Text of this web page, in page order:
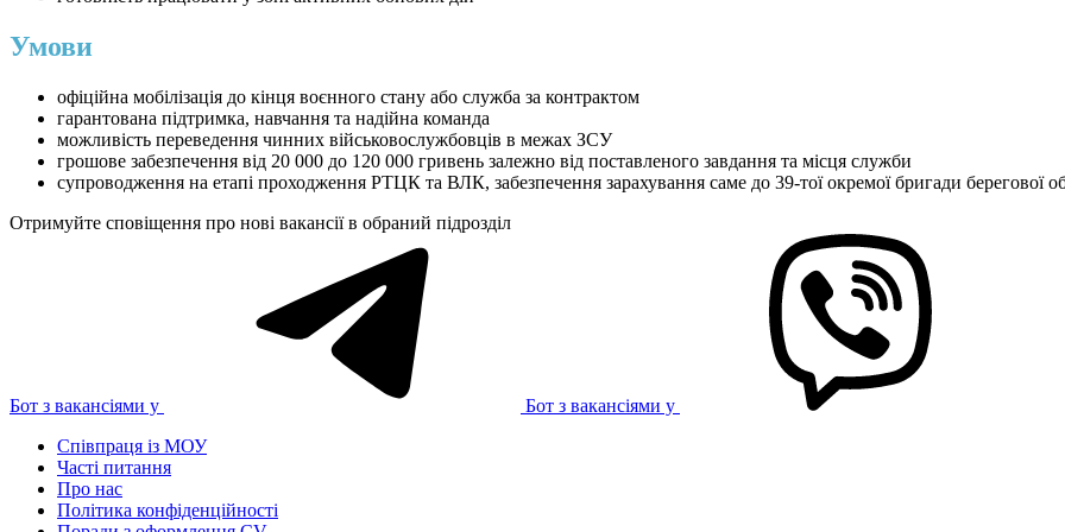
Умови
офіційна мобілізація до кінця воєнного стану або служба за контрактом
гарантована підтримка, навчання та надійна команда
можливість переведення чинних військовослужбовців в межах ЗСУ
грошове забезпечення від 20 000 до 120 000 гривень залежно від поставленого завдання та місця служби
супроводження на етапі проходження РТЦК та ВЛК, забезпечення зарахування саме до 39-тої окремої бригади берегової
Отримуйте сповіщення про нові вакансії в обраний підрозділ
Бот з вакансіями у
Бот з вакансіями у
Співпраця із МОУ
Часті питання
Про нас
Політика конфіденційності